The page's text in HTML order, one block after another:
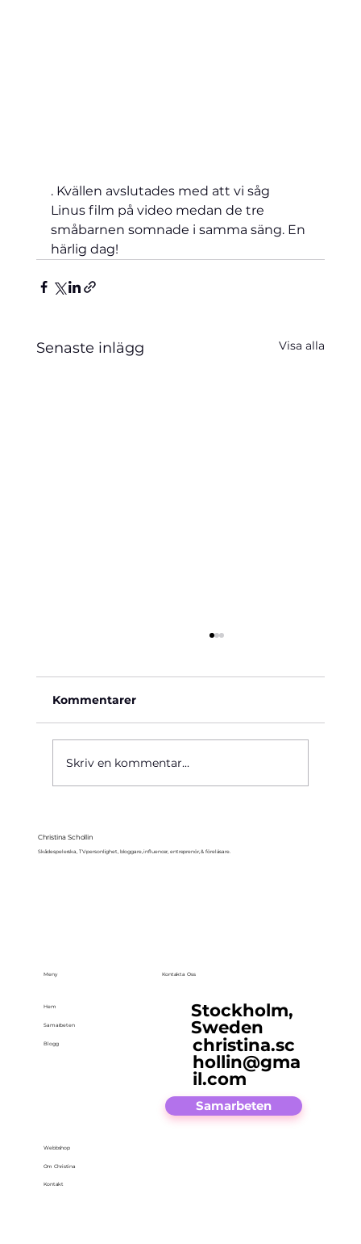
. Kvällen avslutades med att vi såg
Linus film på video medan de tre
småbarnen somnade i samma säng. En
härlig dag!
Senaste inlägg Visa alla
Kommentarer
Skriv en kommentar...
Christina Schollin
Skådespelerska, TV-personlighet, bloggare, influencer, entreprenör, & föreläsare.
Meny
Hem
Samarbeten
Blogg
Webbshop
Om Christina
Kontakt
Kontakta Oss
Stockholm,
Sweden
christina.sc
hollin@gma
il.com
Samarbeten